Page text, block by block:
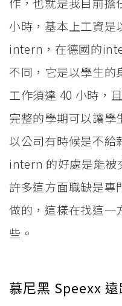
小時，基本上工資是
intern，在德國的
不同，它是以學生的
工作須達 40 小時，
完整的學期可以讓學
以公司有時候是不給
intern 的好處是能被
許多這方面職缺是專
做的，這樣在找這一
些。
慕尼黑 Speexx